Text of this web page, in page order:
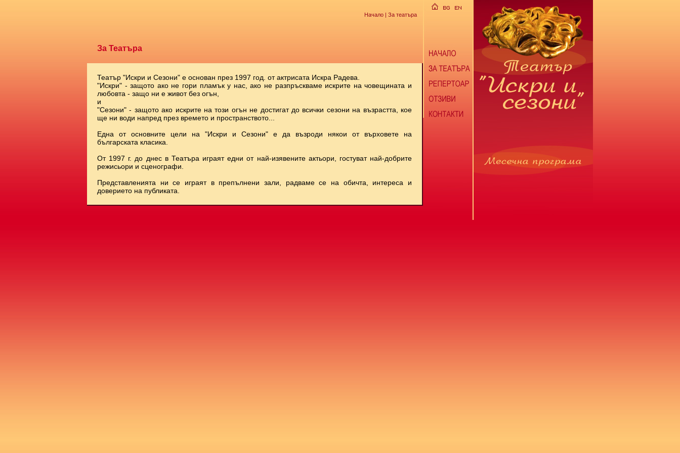
Начало | За театъра
За Театъра
Театър "Искри и Сезони" е основан през 1997 год. от актрисата Искра Радева.
"Искри" - защото ако не гори пламък у нас, ако не разпръскваме искрите на човещината и
любовта - защо ни е живот без огън,
и
"Сезони" - защото ако искрите на този огън не достигат до всички сезони на възрастта, кое
ще ни води напред през времето и пространството...
Една от основните цели на "Искри и Сезони" е да възроди някои от върховете на
българската класика.
От 1997 г. до днес в Театъра играят едни от най-изявените актьори, гостуват най-добрите
режисьори и сценографи.
Представленията ни се играят в препълнени зали, радваме се на обичта, интереса и
доверието на публиката.